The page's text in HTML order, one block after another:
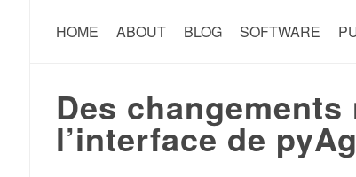
HOME ABOUT BLOG SOFTWARE
Des
l’interface de